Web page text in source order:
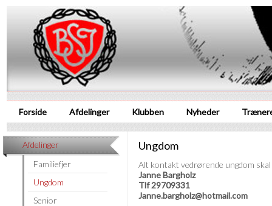
Forside Afdelinger Klubben Nyheder
Afdelinger
Familiefjer
Ungdom
Senior
Ungdom
Alt kontakt vedrørende ungdom
Janne Bargholz
Tlf29709331
Janne.bargholz@hotmail.com